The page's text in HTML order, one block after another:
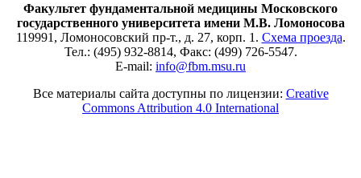
Факультет фундаментальной медицины Московского
государственного университета имени М.В. Ломоносова
119991, Ломоносовский пр-т., д. 27, корп. 1. Схема проезда.
Тел.: (495) 932-8814, Факс: (499) 726-5547.
E-mail: info@fbm.msu.ru
Все материалы сайта доступны по лицензии: Creative
Commons Attribution 4.0 International